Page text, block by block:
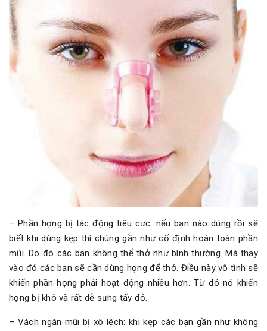
– Phần họng bị tác động tiêu cưc: nếu bạn nào dùng rồi sẽ
biết khi dùng kẹp thì chúng gần như cố định hoàn toàn phần
mũi. Do đó các bạn không thể thở như bình thường. Mà thay
vào đó các bạn sẽ cần dùng họng để thở. Điều này vô tình sẽ
khiến phần họng phải hoạt động nhiều hơn. Từ đó nó khiến
họng bị khô và rất dễ sưng tấy đỏ.
– Vách ngăn mũi bị xô lệch: khi kẹp các bạn gần như không